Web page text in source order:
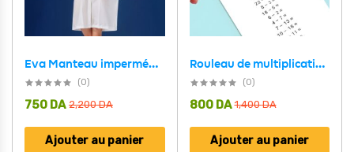
Eva Manteau imperméable à capuche – Blanc
(0)
2,200DA
750 DA
Ajouter au panier
Rouleau de multiplication et de division des nombres de 1 à 100
(0)
1,400DA
800 DA
Ajouter au panier